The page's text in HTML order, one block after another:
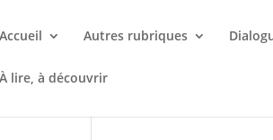
Accueil Autres rubriques
À lire, à découvrir